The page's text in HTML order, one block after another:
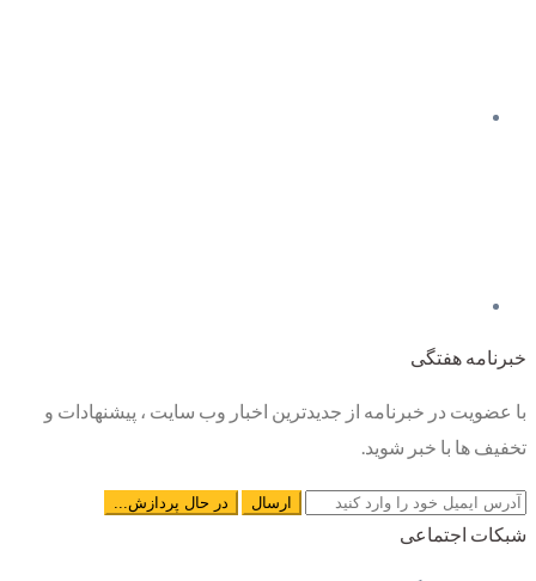
خبرنامه هفتگی
با عضویت در خبرنامه از جدیدترین اخبار وب سایت ، پیشنهادات و
تخفیف ها با خبر شوید.
شبکات اجتماعی